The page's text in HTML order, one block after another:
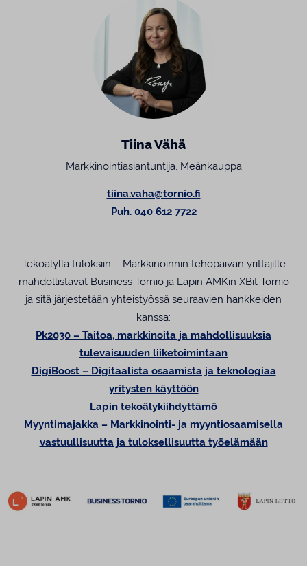
Tiina Vähä
Markkinointiasiantuntija, Meänkauppa
tiina.vaha@tornio.fi
Puh. 040 612 7722
Tekoälyllä tuloksiin – Markkinoinnin tehopäivän yrittäjille
mahdollistavat Business Tornio ja Lapin AMKin XBit Tornio
ja sitä järjestetään yhteistyössä seuraavien hankkeiden
kanssa:
Pk2030 – Taitoa, markkinoita ja mahdollisuuksia
tulevaisuuden liiketoimintaan
DigiBoost – Digitaalista osaamista ja teknologiaa
yritysten käyttöön
Lapin tekoälykiihdyttämö
Myyntimajakka – Markkinointi- ja myyntiosaamisella
vastuullisuutta ja tuloksellisuutta työelämään